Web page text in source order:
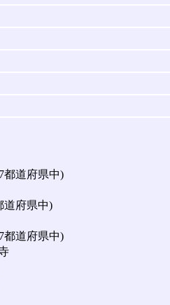
都道府県中)
道府県中)
都道府県中)